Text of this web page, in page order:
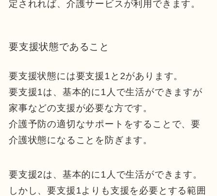
定されれば、介護サービスが利用できます。
要支援状態であること
要支援状態には要支援1と2があります。
要支援1は、基本的に1人で生活ができますが
家事などの支援が必要な方です。
介護予防の適切なサポートをすることで、要
介護状態になることを防ぎます。
要支援2は、基本的に1人で生活ができます。
しかし、要支援1よりも支援を必要とする範囲